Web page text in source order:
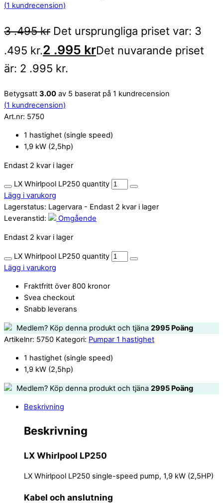
(1 kundrecension)
3 .495kr Det ursprungliga priset var: 3
.495 kr.2 .995 krDet nuvarande priset
är: 2 .995 kr.
Betygsatt 3.00 av 5 baserat på 1 kundrecension
(1 kundrecension)
Art.nr: 5750
1 hastighet (single speed)
1,9 kW (2,5hp)
Endast 2 kvar i lager
LX Whirlpool LP250 quantity
Lägg i varukorg
Lagerstatus: Lagervara - Endast 2 kvar i lager
Leveranstid:
Omgående
Endast 2 kvar i lager
LX Whirlpool LP250 quantity
Lägg i varukorg
Fraktfritt över 800 kronor
Svea checkout
Snabb leverans
Medlem? Köp denna produkt och tjäna 2995 Poäng
Artikelnr: 5750 Kategori: Pumpar 1 hastighet
1 hastighet (single speed)
1,9 kW (2,5hp)
Medlem? Köp denna produkt och tjäna 2995 Poäng
Beskrivning
Beskrivning
LX Whirlpool LP250
LX Whirlpool LP250 single-speed pump, 1,9 kW (2,5HP)
Kabel och anslutning